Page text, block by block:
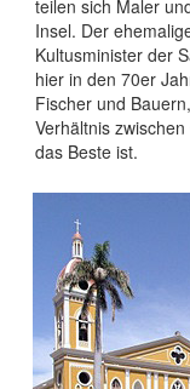
teilen sich Maler
Insel. Der
Kultusminister der
hier in den 70er
Fischer und
Verhältnis
das Beste ist.